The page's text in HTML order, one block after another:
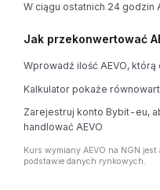
W ciągu ostatnich 24 godzin
Jak przekonwertować
Wprowadź ilość AEVO,
Kalkulator pokaże
Zarejestruj konto Bybit-eu,
handlować AEVO
Kurs wymiany AEVO na NGN
podstawie danych rynkowych.